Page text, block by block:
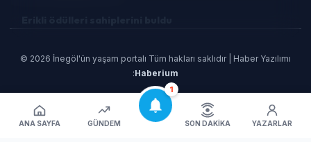
ANA SAYFA GÜNDEM
1
SON DAKIKA YAZARLAR
© 2026 İnegöl'ün yaşam portalı Tüm hakları saklıdır | Haber Yazılımı
:Haberium